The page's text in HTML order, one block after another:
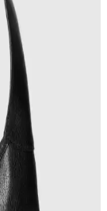
uygunluk,
günlük
tercihleri
Deri
ve şık
İkinci el
seçenek sunar.
Versiyonu: